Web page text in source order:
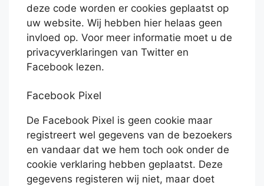
deze code worden er cookies geplaatst op
uw website. Wij hebben hier helaas geen
invloed op. Voor meer informatie moet u de
privacyverklaringen van Twitter en
Facebook lezen.
Facebook Pixel
De Facebook Pixel is geen cookie maar
registreert wel gegevens van de bezoekers
en vandaar dat we hem toch ook onder de
cookie verklaring hebben geplaatst. Deze
gegevens registeren wij niet, maar doet